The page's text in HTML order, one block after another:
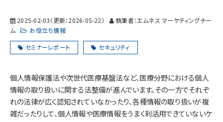
2025-02-03（更新：2026-05-22）
執筆者：エムネス マーケティングチー
ム
お役立ち情報
セミナーレポート
セキュリティ
個人情報保護法や次世代医療基盤法など、医療分野における個人
情報の取り扱いに関する法整備が進んでいます。その一方でそれぞ
れの法律が広く認知されていなかったり、各種情報の取り扱いが複
雑だったりして、個人情報や医療情報をうまく利活用できていないケ